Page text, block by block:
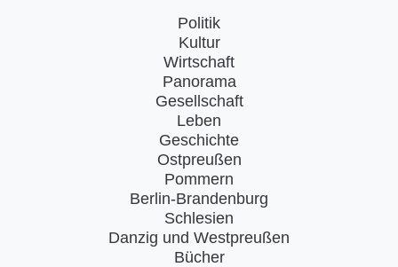
Politik
Kultur
Wirtschaft
Panorama
Gesellschaft
Leben
Geschichte
Ostpreußen
Pommern
Berlin-Brandenburg
Schlesien
Danzig und Westpreußen
Bücher